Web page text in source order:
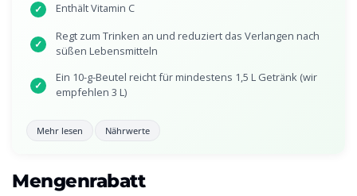
✓ Enthält Vitamin C
✓
Regt zum Trinken an und reduziert das Verlangen nach
süßen Lebensmitteln
✓
Ein 10-g-Beutel reicht für mindestens 1,5 L Getränk (wir
empfehlen 3 L)
Mehr lesen Nährwerte
Mengenrabatt